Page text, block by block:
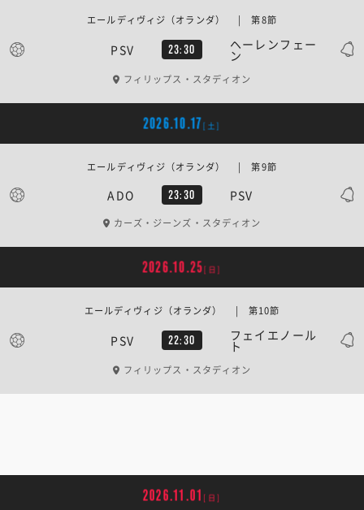
PSV 23:30 ヘーレンフェー
ン
エールディヴィジ（オランダ） | 第8節
フィリップス・スタディオン
2026.10.17[土]
ADO 23:30 PSV
エールディヴィジ（オランダ） | 第9節
カーズ・ジーンズ・スタディオン
2026.10.25[日]
PSV 22:30 フェイエノール
ト
エールディヴィジ（オランダ） | 第10節
フィリップス・スタディオン
2026.11.01 [日]